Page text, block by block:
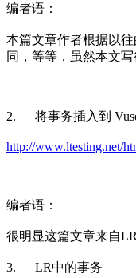
编者语：
本篇文章作者根据以
同，等等，虽然本文
2. 将事务插入到
http://www.ltesting.net/
编者语：
很明显这篇文章来自
3. LR中的事务